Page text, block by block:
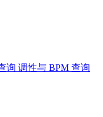
询 调性与 BPM 查询